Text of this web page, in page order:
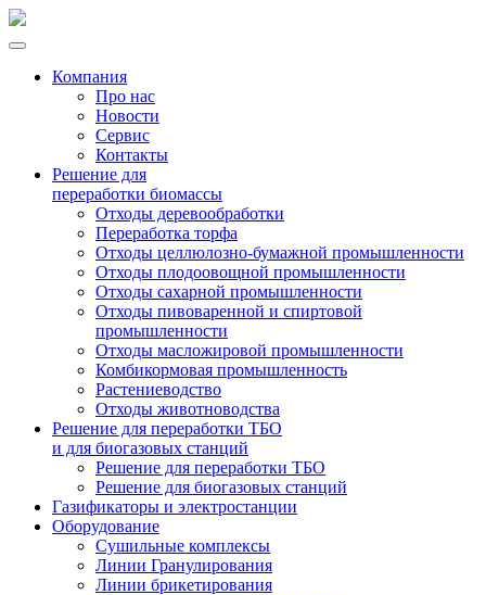
Компания
Про нас
Новости
Сервис
Контакты
Решение для
переработки биомассы
Отходы деревообработки
Переработка торфа
Отходы целлюлозно-бумажной промышленности
Отходы плодоовощной промышленности
Отходы сахарной промышленности
Отходы пивоваренной и спиртовой
промышленности
Отходы масложировой промышленности
Комбикормовая промышленность
Растениеводство
Отходы животноводства
Решение для переработки ТБО
и для биогазовых станций
Решение для переработки ТБО
Решение для биогазовых станций
Газификаторы и электростанции
Оборудование
Сушильные комплексы
Линии Гранулирования
Линии брикетирования